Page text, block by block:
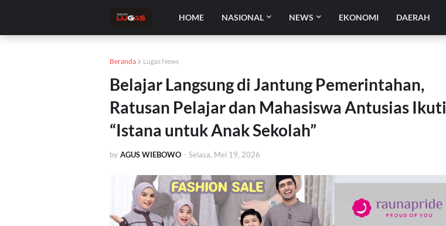
HOME NASIONAL NEWS EKONOMI DAERAH
Beranda Lugas News
Belajar Langsung di Jantung Pemerintahan,
Ratusan Pelajar dan Mahasiswa Antusias Ikuti
“Istana untuk Anak Sekolah”
by AGUS WIEBOWO - Selasa, Mei 19, 2026